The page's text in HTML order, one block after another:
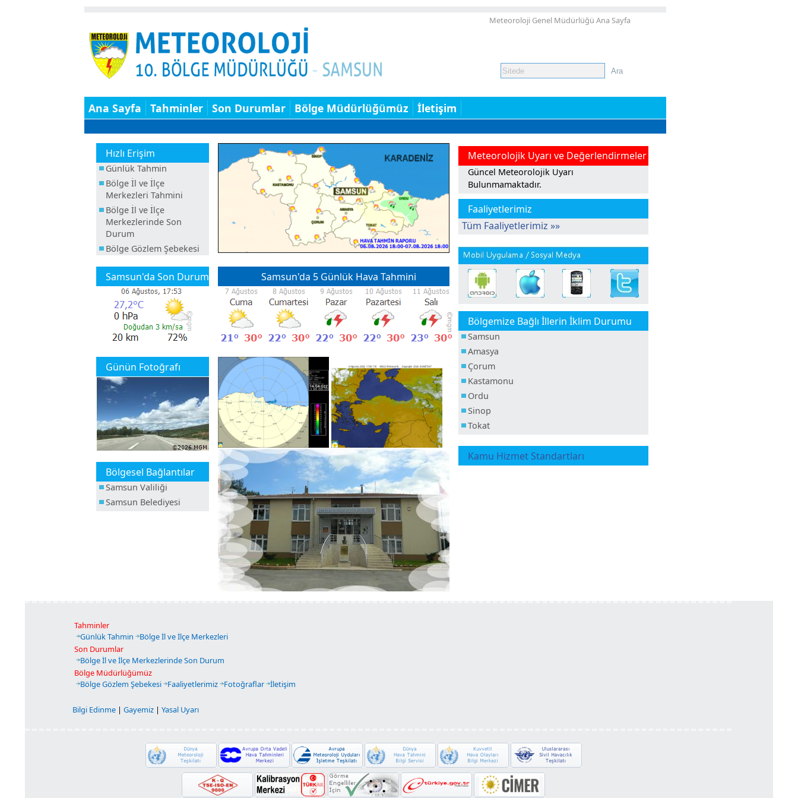
Meteoroloji Genel Müdürlüğü Ana Sayfa
Ana Sayfa Tahminler Son Durumlar Bölge Müdürlüğümüz İletişim
Hızlı Erişim
Günlük Tahmin
Bölge İl ve İlçe
Merkezleri Tahmini
Bölge İl ve İlçe
Merkezlerinde Son
Durum
Bölge Gözlem Şebekesi
Samsun'da Son Durum
Günün Fotoğrafı
Bölgesel Bağlantılar
Samsun Valiliği
Samsun Belediyesi
Samsun'da 5 Günlük Hava Tahmini
Meteorolojik Uyarı ve Değerlendirmeler
Güncel Meteorolojik Uyarı
Bulunmamaktadır.
Faaliyetlerimiz
Tüm Faaliyetlerimiz »»
Bölgemize Bağlı İllerin İklim Durumu
Samsun
Amasya
Çorum
Kastamonu
Ordu
Sinop
Tokat
Kamu Hizmet Standartları
Tahminler
Günlük Tahmin
Bölge İl ve İlçe Merkezleri
Son Durumlar
Bölge İl ve İlçe Merkezlerinde Son Durum
Bölge Müdürlüğümüz
Bölge Gözlem Şebekesi
Faaliyetlerimiz Fotoğraflar İletişim
Bilgi Edinme | Gayemiz | Yasal Uyarı